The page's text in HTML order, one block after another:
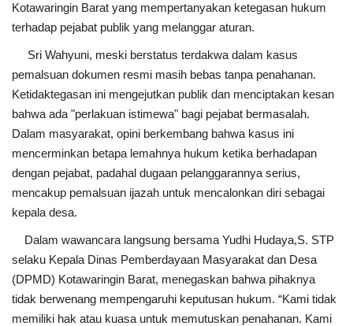
Kotawaringin Barat yang mempertanyakan ketegasan hukum
terhadap pejabat publik yang melanggar aturan.
Sri Wahyuni, meski berstatus terdakwa dalam kasus
pemalsuan dokumen resmi masih bebas tanpa penahanan.
Ketidaktegasan ini mengejutkan publik dan menciptakan kesan
bahwa ada "perlakuan istimewa" bagi pejabat bermasalah.
Dalam masyarakat, opini berkembang bahwa kasus ini
mencerminkan betapa lemahnya hukum ketika berhadapan
dengan pejabat, padahal dugaan pelanggarannya serius,
mencakup pemalsuan ijazah untuk mencalonkan diri sebagai
kepala desa.
Dalam wawancara langsung bersama Yudhi Hudaya,S. STP
selaku Kepala Dinas Pemberdayaan Masyarakat dan Desa
(DPMD) Kotawaringin Barat, menegaskan bahwa pihaknya
tidak berwenang mempengaruhi keputusan hukum. “Kami tidak
memiliki hak atau kuasa untuk memutuskan penahanan. Kami